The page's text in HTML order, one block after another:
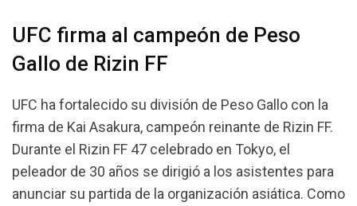
UFC firma al campeón de Peso
Gallo de Rizin FF
UFC ha fortalecido su división de Peso Gallo con la
firma de Kai Asakura, campeón reinante de Rizin FF.
Durante el Rizin FF 47 celebrado en Tokyo, el
peleador de 30 años se dirigió a los asistentes para
anunciar su partida de la organización asiática. Como